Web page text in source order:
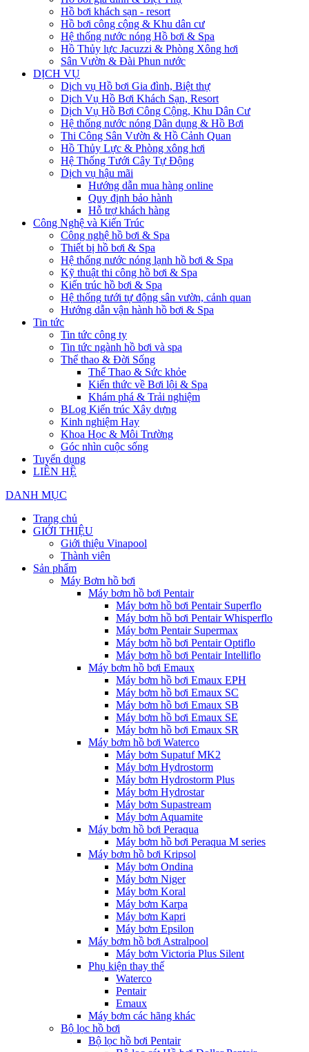
Hồ bơi khách sạn - resort
Hồ bơi công cộng & Khu dân cư
Hệ thống nước nóng Hồ bơi & Spa
Hồ Thủy lực Jacuzzi & Phòng Xông hơi
Sân Vườn & Đài Phun nước
DỊCH VỤ
Dịch vụ Hồ bơi Gia đình, Biệt thự
Dịch Vụ Hồ Bơi Khách Sạn, Resort
Dịch Vụ Hồ Bơi Công Cộng, Khu Dân Cư
Hệ thống nước nóng Dân dụng & Hồ Bơi
Thi Công Sân Vườn & Hồ Cảnh Quan
Hồ Thủy Lực & Phòng xông hơi
Hệ Thống Tưới Cây Tự Động
Dịch vụ hậu mãi
Hướng dẫn mua hàng online
Quy định bảo hành
Hỗ trợ khách hàng
Công Nghệ và Kiến Trúc
Công nghệ hồ bơi & Spa
Thiết bị hồ bơi & Spa
Hệ thống nước nóng lạnh hồ bơi & Spa
Kỹ thuật thi công hồ bơi & Spa
Kiến trúc hồ bơi & Spa
Hệ thống tưới tự động sân vườn, cảnh quan
Hướng dẫn vận hành hồ bơi & Spa
Tin tức
Tin tức công ty
Tin tức ngành hồ bơi và spa
Thể thao & Đời Sống
Thể Thao & Sức khỏe
Kiến thức về Bơi lội & Spa
Khám phá & Trải nghiệm
BLog Kiến trúc Xây dựng
Kinh nghiệm Hay
Khoa Học & Môi Trường
Góc nhìn cuộc sống
Tuyển dụng
LIÊN HỆ
DANH MỤC
Trang chủ
GIỚI THIỆU
Giới thiệu Vinapool
Thành viên
Sản phẩm
Máy Bơm hồ bơi
Máy bơm hồ bơi Pentair
Máy bơm hồ bơi Pentair Superflo
Máy bơm hồ bơi Pentair Whisperflo
Máy bơm Pentair Supermax
Máy bơm hồ bơi Pentair Optiflo
Máy bơm hồ bơi Pentair Intelliflo
Máy bơm hồ bơi Emaux
Máy bơm hồ bơi Emaux EPH
Máy bơm hồ bơi Emaux SC
Máy bơm hồ bơi Emaux SB
Máy bơm hồ bơi Emaux SE
Máy bơm hồ bơi Emaux SR
Máy bơm hồ bơi Waterco
Máy bơm Supatuf MK2
Máy bơm Hydrostorm
Máy bơm Hydrostorm Plus
Máy bơm Hydrostar
Máy bơm Supastream
Máy bơm Aquamite
Máy bơm hồ bơi Peraqua
Máy bơm hồ bơi Peraqua M series
Máy bơm hồ bơi Kripsol
Máy bơm Ondina
Máy bơm Niger
Máy bơm Koral
Máy bơm Karpa
Máy bơm Kapri
Máy bơm Epsilon
Máy bơm hồ bơi Astralpool
Máy bơm Victoria Plus Silent
Phụ kiện thay thế
Waterco
Pentair
Emaux
Máy bơm các hãng khác
Bộ lọc hồ bơi
Bộ lọc hồ bơi Pentair